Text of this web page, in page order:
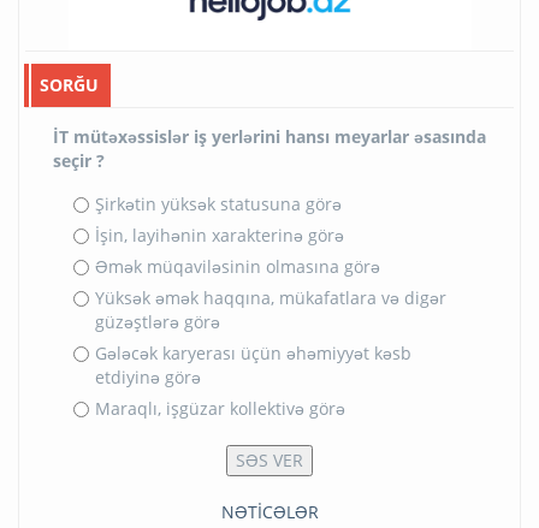
SORĞU
İT mütəxəssislər iş yerlərini hansı meyarlar əsasında
seçir ?
Şirkətin yüksək statusuna görə
İşin, layihənin xarakterinə görə
Əmək müqaviləsinin olmasına görə
Yüksək əmək haqqına, mükafatlara və digər
güzəştlərə görə
Gələcək karyerası üçün əhəmiyyət kəsb
etdiyinə görə
Maraqlı, işgüzar kollektivə görə
NƏTİCƏLƏR